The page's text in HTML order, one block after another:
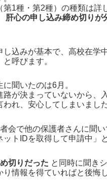
第1種・第2種）の種類は詳
肝心の申し込み締め切りが
し込みが基本で、高校在学
呼びます。
聞いたのは6月。
路が決まっていないから、
れ、安心してしまいました
会で他の保護者さんに聞い
トIDを取得して申請中」
切りだった と同時に聞き
り情報を得ていればと後悔